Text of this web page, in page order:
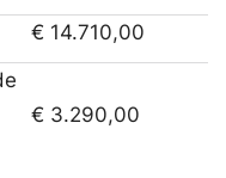
€ 14.710,00
€ 3.290,00